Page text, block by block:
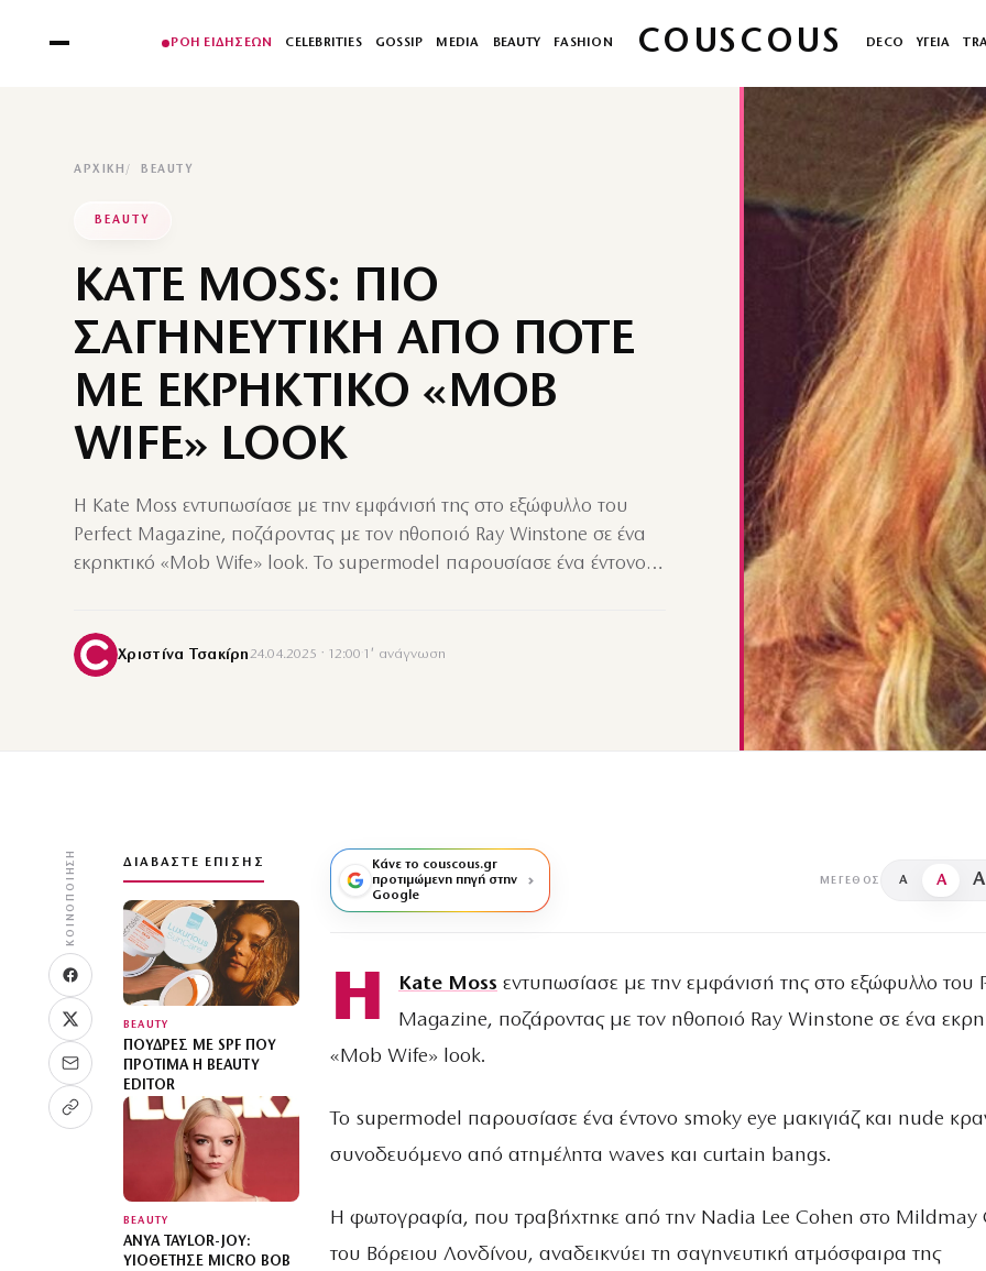
ΡΟΗ ΕΙΔΗΣΕΩΝ CELEBRITIES GOSSIP MEDIA BEAUTY FASHION COUSCOUS DECO ΥΓΕΙΑ
ΑΡΧΙΚΉ BEAUTY
BEAUTY
KATE MOSS: ΠΙΟ
ΣΑΓΗΝΕΥΤΙΚΗ ΑΠΟ ΠΟΤΕ
ΜΕ ΕΚΡΗΚΤΙΚΟ «MOB
WIFE» LOOK
Η Kate Moss εντυπωσίασε με την εμφάνισή της στο εξώφυλλο του
Perfect Magazine, ποζάροντας με τον ηθοποιό Ray Winstone σε ένα
εκρηκτικό «Mob Wife» look. Το supermodel παρουσίασε ένα έντονο…
Χριστίνα Τσακίρη24.04.2025 · 12:00·1′ ανάγνωση
ΚΟΙΝΟΠΟΊΗΣΗ ΔΙΑΒΆΣΤΕ ΕΠΊΣΗΣ
BEAUTY
ΠΟΎΔΡΕΣ ΜΕ SPF ΠΟΥ
ΠΡΟΤΙΜΆ Η BEAUTY
EDITOR
BEAUTY
ANYA TAYLOR-JOY:
ΥΙΟΘΈΤΗΣΕ MICRO BOB
Κάνε το couscous.gr
προτιμώμενη πηγή στην
Google
ΜΈΓΕΘΟΣ A A A
Η Kate Moss εντυπωσίασε με την εμφάνισή της στο εξώφυλλο του
Magazine, ποζάροντας με τον ηθοποιό Ray Winstone σε ένα
«Mob Wife» look.
Το supermodel παρουσίασε ένα έντονο smoky eye μακιγιάζ και nude
συνοδευόμενο από ατημέλητα waves και curtain bangs.
Η φωτογραφία, που τραβήχτηκε από την Nadia Lee Cohen στο Mildmay
του Βόρειου Λονδίνου, αναδεικνύει τη σαγηνευτική ατμόσφαιρα της